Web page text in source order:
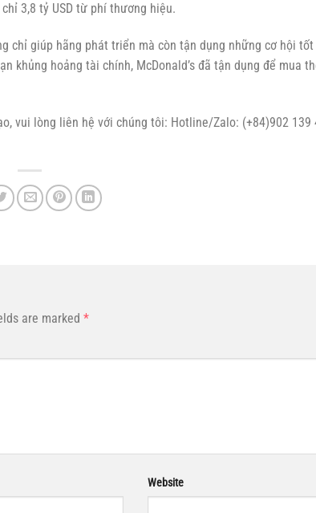
3,8 tỷ USD từ phí thương hiệu.
chỉ giúp hãng phát triển mà còn tận dụng những cơ hội
khủng hoảng tài chính, McDonald’s đã tận dụng để mua
vui lòng liên hệ với chúng tôi: Hotline/Zalo: (+84)902 139
are marked *
Website